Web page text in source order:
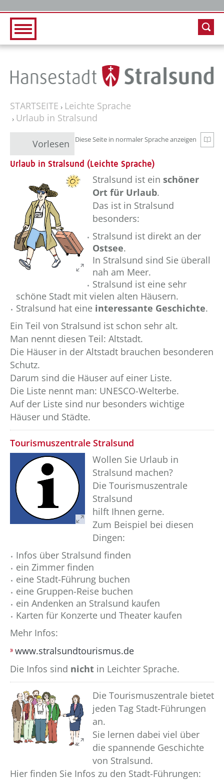
STARTSEITE
Leichte Sprache
Urlaub in Stralsund
Vorlesen Diese Seite in normaler Sprache anzeigen Zur
Urlaub in Stralsund (Leichte Sprache)
??? absaetzeOben[1]/titel ???
Stralsund ist ein schöner
Ort für Urlaub.
Das ist in Stralsund
besonders:
Stralsund ist direkt an der
Ostsee.
In Stralsund sind Sie überall
nah am Meer.
Stralsund ist eine sehr
schöne Stadt mit vielen alten Häusern.
Stralsund hat eine interessante Geschichte.
Ein Teil von Stralsund ist schon sehr alt.
Man nennt diesen Teil: Altstadt.
Die Häuser in der Altstadt brauchen besonderen
Schutz.
Darum sind die Häuser auf einer Liste.
Die Liste nennt man: UNESCO-Welterbe.
Auf der Liste sind nur besonders wichtige
Häuser und Städte.
??? absaetzeOben[2]/titel ???
Tourismuszentrale Stralsund
Wollen Sie Urlaub in
Stralsund machen?
Die Tourismuszentrale
Stralsund
hilft Ihnen gerne.
Zum Beispiel bei diesen
Dingen:
Infos über Stralsund finden
ein Zimmer finden
eine Stadt-Führung buchen
eine Gruppen-Reise buchen
ein Andenken an Stralsund kaufen
Karten für Konzerte und Theater kaufen
Mehr Infos:
www.stralsundtourismus.de
Die Infos sind nicht in Leichter Sprache.
??? absaetzeOben[3]/titel ???
Die Tourismuszentrale bietet
jeden Tag Stadt-Führungen
an.
Sie lernen dabei viel über
die spannende Geschichte
von Stralsund.
Hier finden Sie Infos zu den Stadt-Führungen: